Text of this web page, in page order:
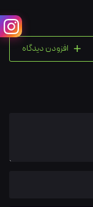
+ افزودن دیدگاه